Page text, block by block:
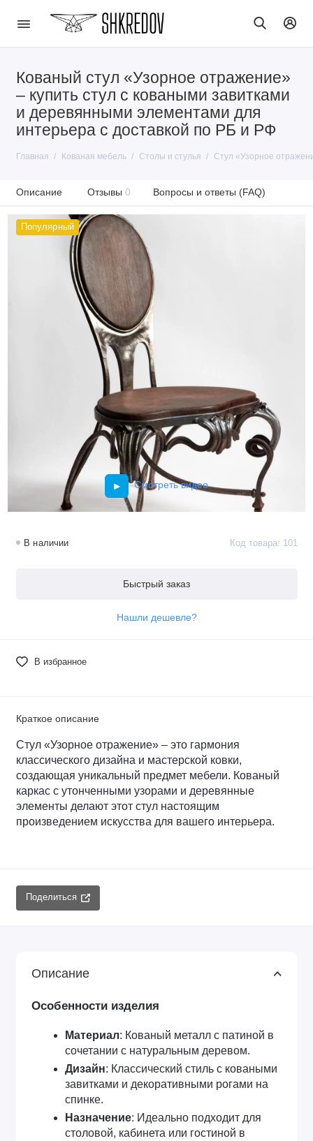
Кованый стул «Узорное отражение»
– купить стул с коваными завитками
и деревянными элементами для
интерьера с доставкой по РБ и РФ
Главная Кованая мебель Столы и стулья Стул «Узорное
Описание Отзывы 0 Вопросы и ответы (FAQ)
Популярный
Смотреть видео
В наличии Код товара: 101
Быстрый заказ
Нашли дешевле?
В избранное
Краткое описание
Стул «Узорное отражение» – это гармония
классического дизайна и мастерской ковки,
создающая уникальный предмет мебели. Кованый
каркас с утонченными узорами и деревянные
элементы делают этот стул настоящим
произведением искусства для вашего интерьера.
Поделиться
Описание
Особенности изделия
Материал: Кованый металл с патиной в
сочетании с натуральным деревом.
Дизайн: Классический стиль с коваными
завитками и декоративными рогами на
спинке.
Назначение: Идеально подходит для
столовой, кабинета или гостиной в